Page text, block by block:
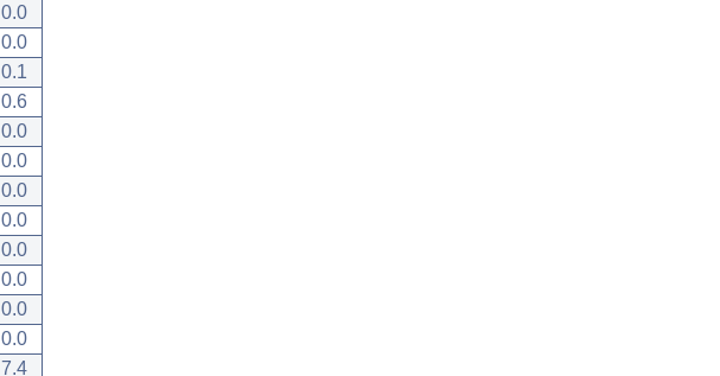
0.0
0.0
0.1
0.6
0.0
0.0
0.0
0.0
0.0
0.0
0.0
0.0
7.4